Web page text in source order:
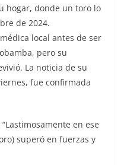
hogar, donde un toro lo
de 2024.
local antes de ser
pero su
La noticia de su
fue confirmada
en ese
superó en fuerzas y